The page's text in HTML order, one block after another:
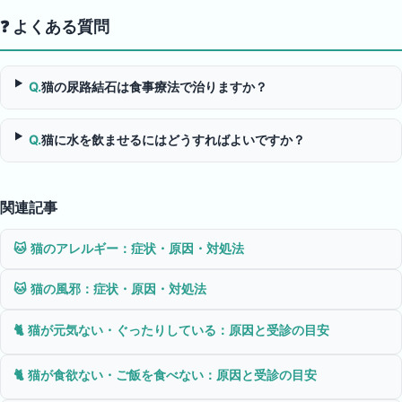
❓ よくある質問
Q.猫の尿路結石は食事療法で治りますか？
Q.猫に水を飲ませるにはどうすればよいですか？
関連記事
🐱 猫のアレルギー：症状・原因・対処法
🐱 猫の風邪：症状・原因・対処法
🐈 猫が元気ない・ぐったりしている：原因と受診の目安
🐈 猫が食欲ない・ご飯を食べない：原因と受診の目安